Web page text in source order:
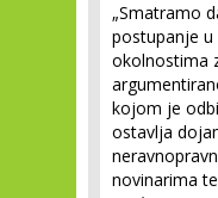
„Smatramo
postupanje
okolnostima
kojom je
ostavlja
novinarima